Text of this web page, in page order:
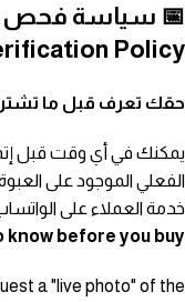
Policy)
حقك تعرف قبل ما
يمكنك في أي وقت قبل
الفعلي الموجود على
خدمة العملاء على
know before you buy:
a "live photo" of the